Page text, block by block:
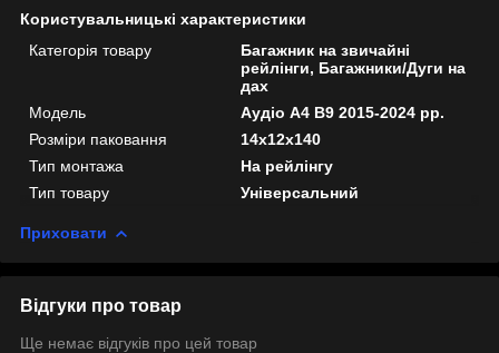
Користувальницькі характеристики
Категорія товару
Багажник на звичайні
рейлінги, Багажники/Дуги на
дах
Мoдель
Аудіо A4 B9 2015-2024 рр.
Розміри паковання
14x12x140
Тип монтажа
На рейлінгу
Тип товару
Універсальний
Приховати
Відгуки про товар
Ще немає відгуків про цей товар